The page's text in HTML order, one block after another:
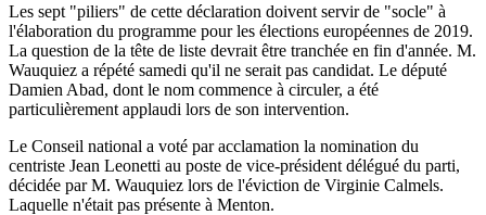
Les sept "piliers" de cette déclaration doivent servir de "socle" à
l'élaboration du programme pour les élections européennes de 2019.
La question de la tête de liste devrait être tranchée en fin d'année. M.
Wauquiez a répété samedi qu'il ne serait pas candidat. Le député
Damien Abad, dont le nom commence à circuler, a été
particulièrement applaudi lors de son intervention.
Le Conseil national a voté par acclamation la nomination du
centriste Jean Leonetti au poste de vice-président délégué du parti,
décidée par M. Wauquiez lors de l'éviction de Virginie Calmels.
Laquelle n'était pas présente à Menton.